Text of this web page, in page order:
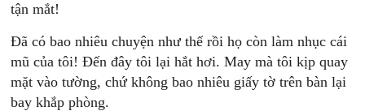
tận mắt!
Đã có bao nhiêu chuyện như thế rồi họ còn làm nhục cái
mũ của tôi! Đến đây tôi lại hắt hơi. May mà tôi kịp quay
mặt vào tường, chứ không bao nhiêu giấy tờ trên bàn lại
bay khắp phòng.